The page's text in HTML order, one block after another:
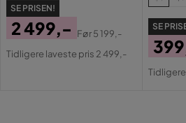
SE PRISEN!
Pris
2 499,-
Original
Før5 199,-
Tidligere laveste pris 2 499,-
SE
Pris